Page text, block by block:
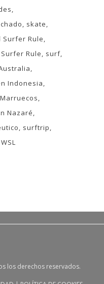
skate
Surfer Rule
Rule
surf
Indonesia
Nazaré
surftrip
WSL
los derechos reservados.